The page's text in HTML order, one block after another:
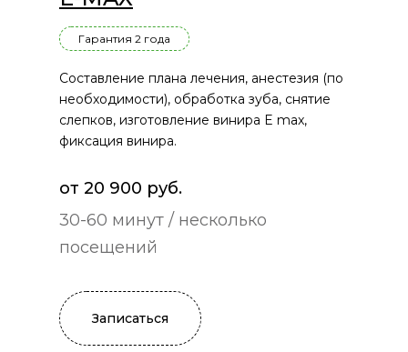
Гарантия 2 года
Составление плана лечения, анестезия (по
необходимости), обработка зуба, снятие
слепков, изготовление винира E max,
фиксация винира.
от 20 900 руб.
30-60 минут / несколько
посещений
Записаться